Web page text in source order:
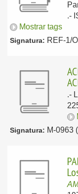
.-
Mostrar tags
Signatura: REF-1/
.-
Signatura: M-0963